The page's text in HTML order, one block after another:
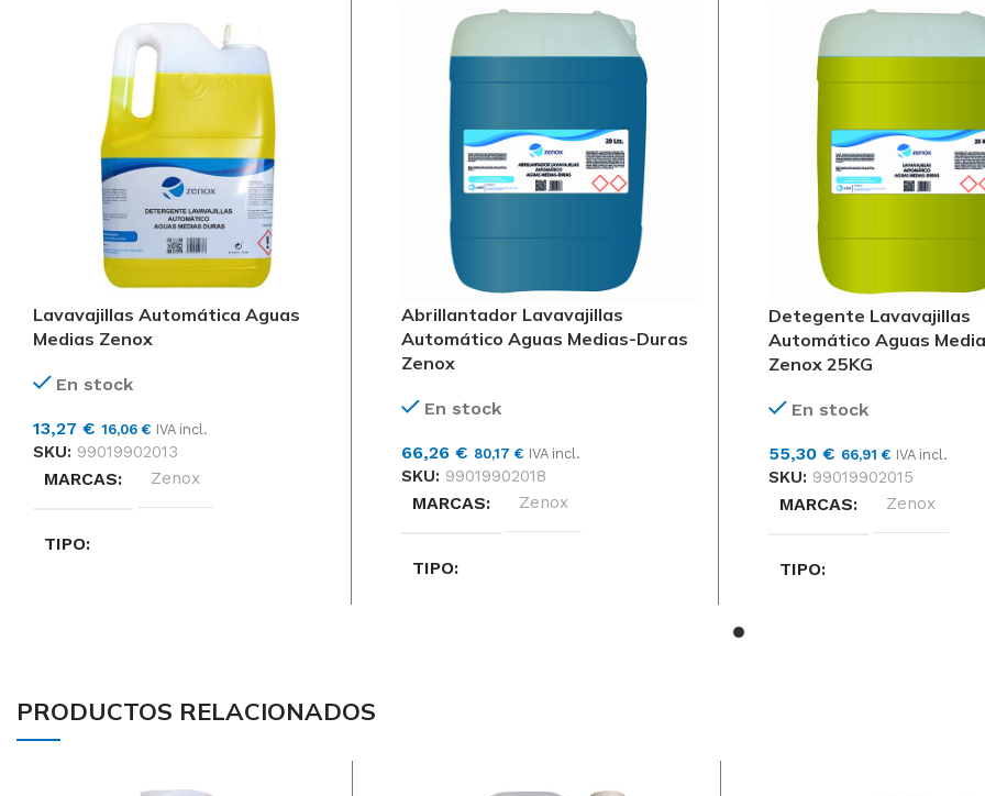
Lavavajillas Automática Aguas
Medias Zenox
En stock
13,27 € 16,06 € IVA incl.
SKU: 99019902013
MARCAS Zenox
TIPO
Abrillantador Lavavajillas
Automático Aguas Medias-Duras
Zenox
En stock
66,26 € 80,17 € IVA incl.
SKU: 99019902018
MARCAS Zenox
TIPO
Detegente Lavavajillas
Automático Aguas
Zenox 25KG
En stock
55,30€ 66,91€ IVA incl.
SKU: 99019902015
MARCAS Zenox
TIPO
PRODUCTOS RELACIONADOS